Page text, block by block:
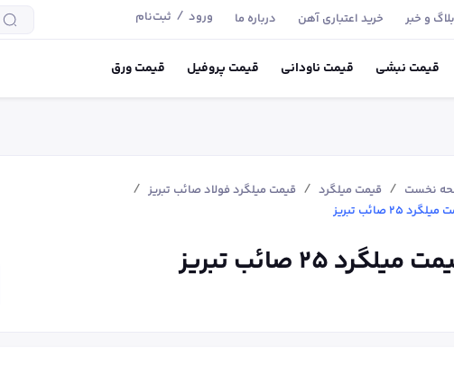
بلاگ و خبر خرید اعتباری آهن درباره ما ورود / ثبت‌نام
قیمت نبشی قیمت ناودانی قیمت پروفیل قیمتورق
نخست / قیمت میلگرد / قیمت میلگرد فولاد صائب تبریز /
۲۵ صائب تبریز
میلگرد ۲۵ صائب تبریز